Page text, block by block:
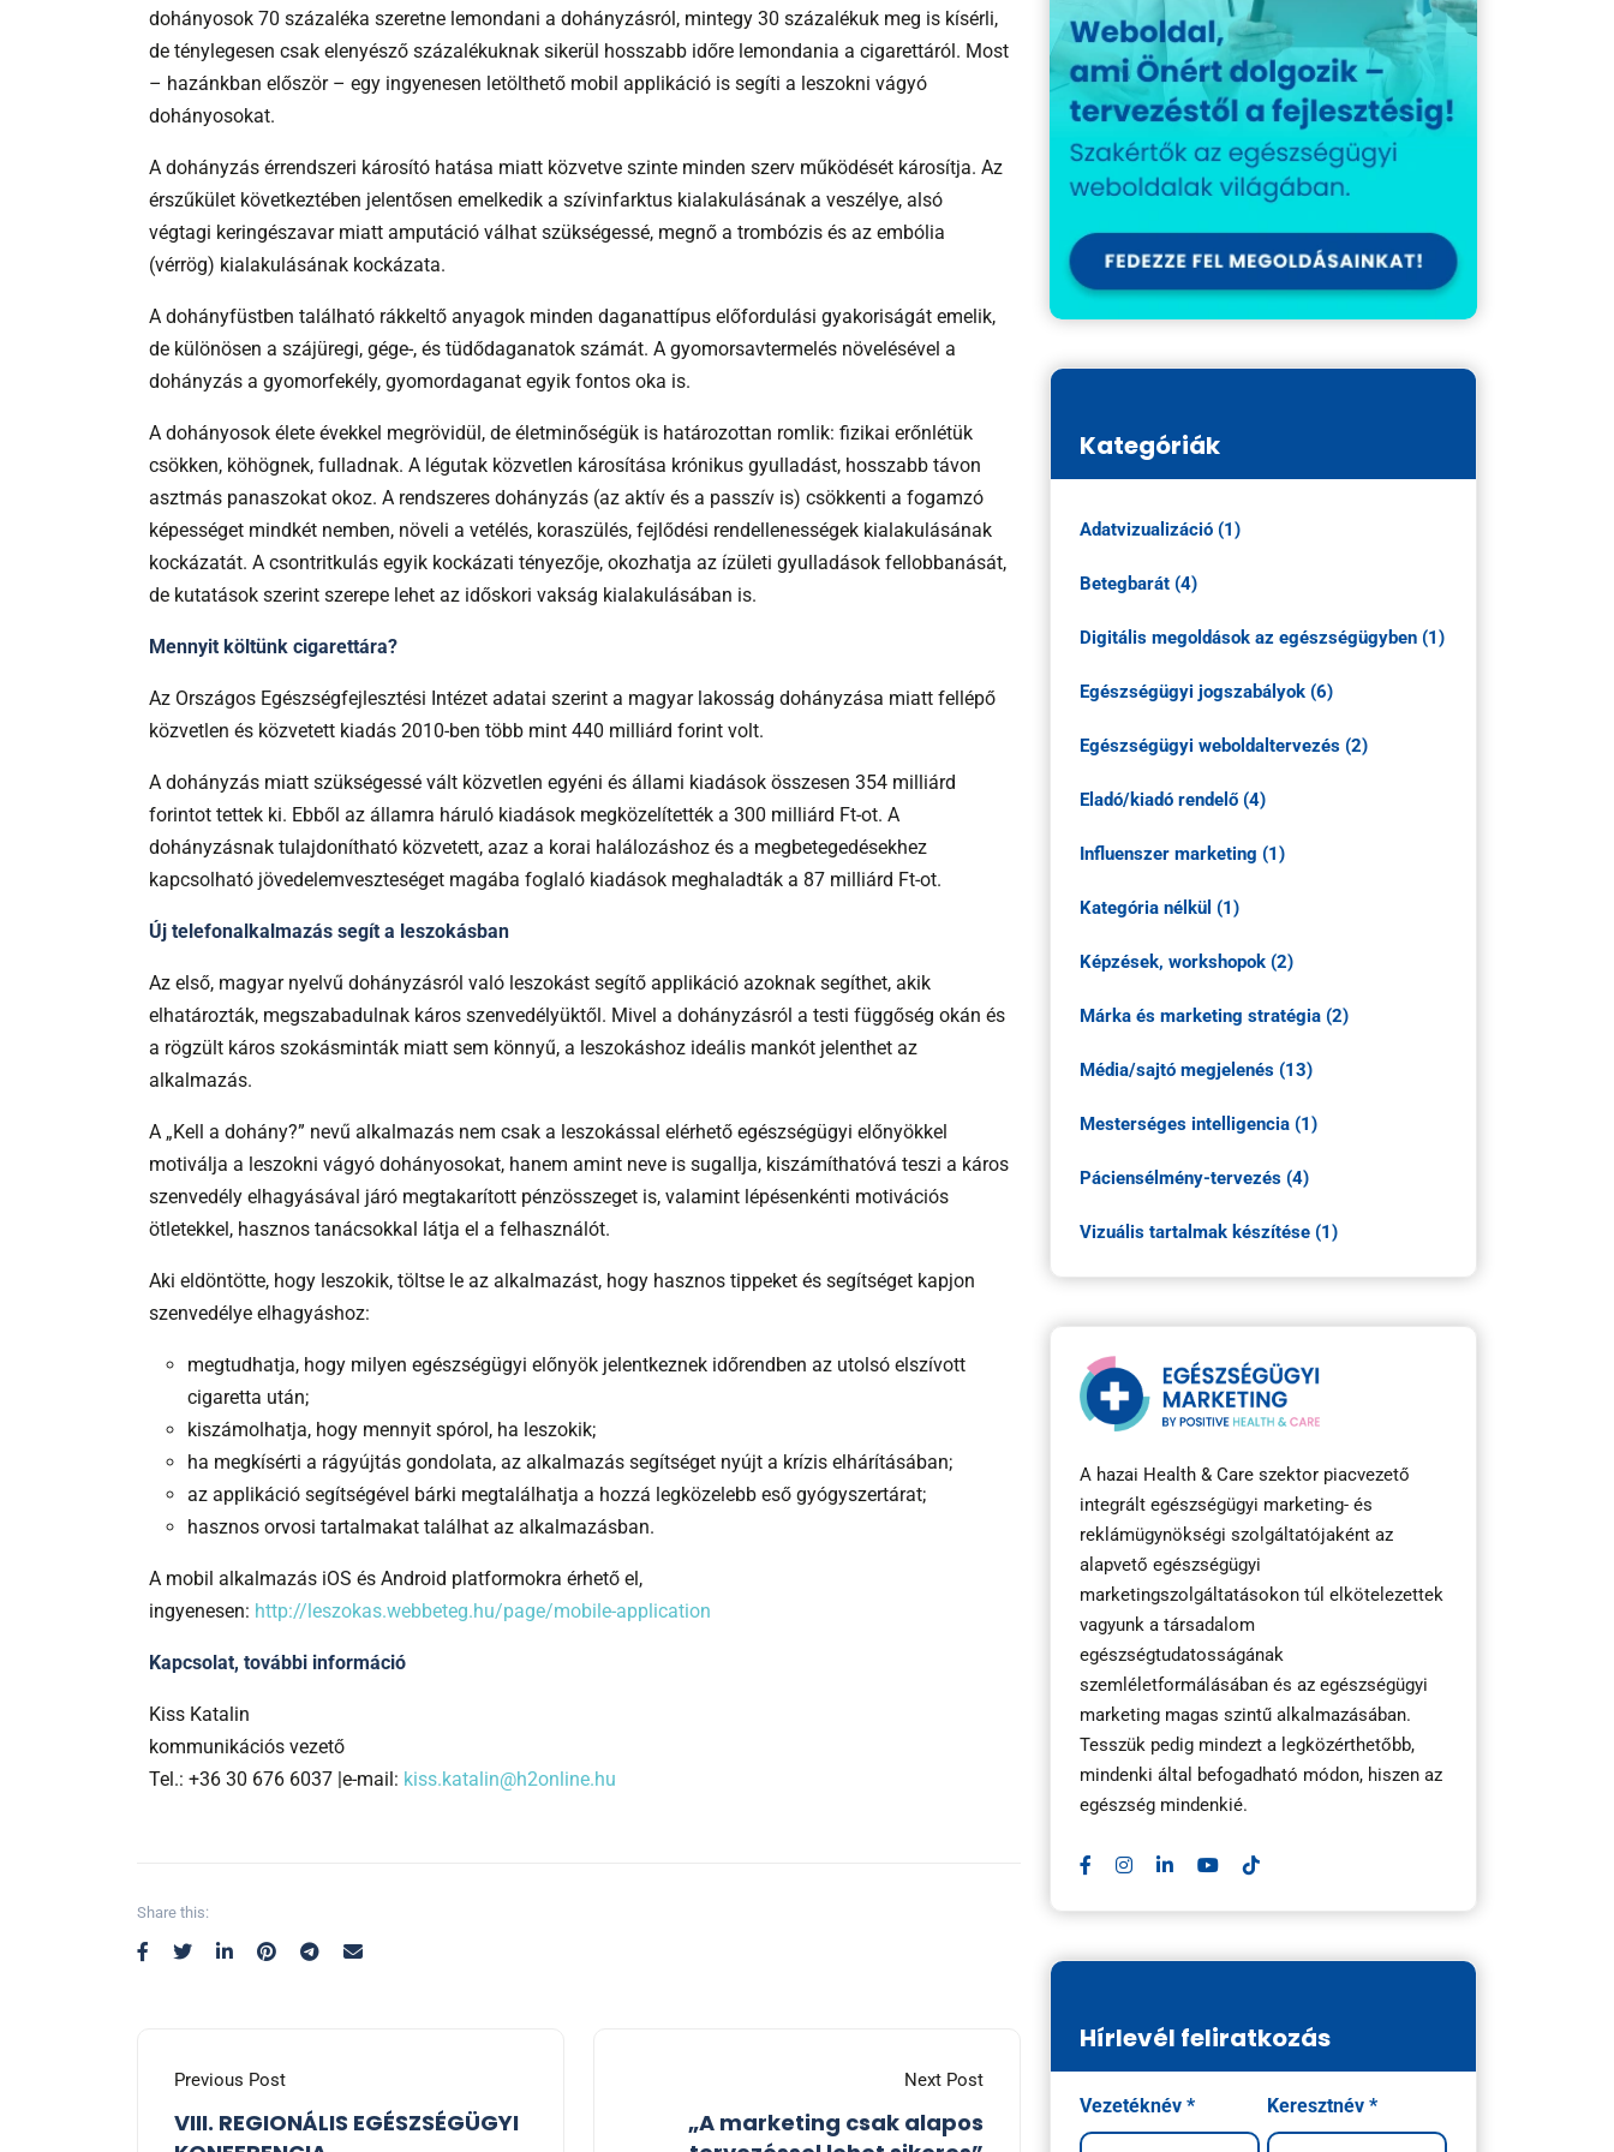
dohányosok 70 százaléka szeretne lemondani a dohányzásról, mintegy 30 százalékuk meg is kísérli,
de ténylegesen csak elenyésző százalékuknak sikerül hosszabb időre lemondania a cigarettáról. Most
– hazánkban először – egy ingyenesen letölthető mobil applikáció is segíti a leszokni vágyó
dohányosokat.
A dohányzás érrendszeri károsító hatása miatt közvetve szinte minden szerv működését károsítja. Az
érszűkület következtében jelentősen emelkedik a szívinfarktus kialakulásának a veszélye, alsó
végtagi keringészavar miatt amputáció válhat szükségessé, megnő a trombózis és az embólia
(vérrög) kialakulásának kockázata.
A dohányfüstben található rákkeltő anyagok minden daganattípus előfordulási gyakoriságát emelik,
de különösen a szájüregi, gége-, és tüdődaganatok számát. A gyomorsavtermelés növelésével a
dohányzás a gyomorfekély, gyomordaganat egyik fontos oka is.
A dohányosok élete évekkel megrövidül, de életminőségük is határozottan romlik: fizikai erőnlétük
csökken, köhögnek, fulladnak. A légutak közvetlen károsítása krónikus gyulladást, hosszabb távon
asztmás panaszokat okoz. A rendszeres dohányzás (az aktív és a passzív is) csökkenti a fogamzó
képességet mindkét nemben, növeli a vetélés, koraszülés, fejlődési rendellenességek kialakulásának
kockázatát. A csontritkulás egyik kockázati tényezője, okozhatja az ízületi gyulladások fellobbanását,
de kutatások szerint szerepe lehet az időskori vakság kialakulásában is.
Mennyit költünk cigarettára?
Az Országos Egészségfejlesztési Intézet adatai szerint a magyar lakosság dohányzása miatt fellépő
közvetlen és közvetett kiadás 2010-ben több mint 440 milliárd forint volt.
A dohányzás miatt szükségessé vált közvetlen egyéni és állami kiadások összesen 354 milliárd
forintot tettek ki. Ebből az államra háruló kiadások megközelítették a 300 milliárd Ft-ot. A
dohányzásnak tulajdonítható közvetett, azaz a korai halálozáshoz és a megbetegedésekhez
kapcsolható jövedelemveszteséget magába foglaló kiadások meghaladták a 87 milliárd Ft-ot.
Új telefonalkalmazás segít a leszokásban
Az első, magyar nyelvű dohányzásról való leszokást segítő applikáció azoknak segíthet, akik
elhatározták, megszabadulnak káros szenvedélyüktől. Mivel a dohányzásról a testi függőség okán és
a rögzült káros szokásminták miatt sem könnyű, a leszokáshoz ideális mankót jelenthet az
alkalmazás.
A „Kell a dohány?” nevű alkalmazás nem csak a leszokással elérhető egészségügyi előnyökkel
motiválja a leszokni vágyó dohányosokat, hanem amint neve is sugallja, kiszámíthatóvá teszi a káros
szenvedély elhagyásával járó megtakarított pénzösszeget is, valamint lépésenkénti motivációs
ötletekkel, hasznos tanácsokkal látja el a felhasználót.
Aki eldöntötte, hogy leszokik, töltse le az alkalmazást, hogy hasznos tippeket és segítséget kapjon
szenvedélye elhagyáshoz:
megtudhatja, hogy milyen egészségügyi előnyök jelentkeznek időrendben az utolsó elszívott
cigaretta után;
kiszámolhatja, hogy mennyit spórol, ha leszokik;
ha megkísérti a rágyújtás gondolata, az alkalmazás segítséget nyújt a krízis elhárításában;
az applikáció segítségével bárki megtalálhatja a hozzá legközelebb eső gyógyszertárat;
hasznos orvosi tartalmakat találhat az alkalmazásban.
A mobil alkalmazás iOS és Android platformokra érhető el,
ingyenesen: http://leszokas.webbeteg.hu/page/mobile-application
Kapcsolat, további információ
Kiss Katalin
kommunikációs vezető
Tel.: +36 30 676 6037 |e-mail: kiss.katalin@h2online.hu
Share this:
Previous Post
VIII. REGIONÁLIS EGÉSZSÉGÜGYI
Next Post
„A marketing csak alapos
Kategóriák
Adatvizualizáció (1)
Betegbarát (4)
Digitális megoldások az egészségügyben (1)
Egészségügyi jogszabályok (6)
Egészségügyi weboldaltervezés (2)
Eladó/kiadó rendelő (4)
Influenszer marketing (1)
Kategória nélkül (1)
Képzések, workshopok (2)
Márka és marketing stratégia (2)
Média/sajtó megjelenés (13)
Mesterséges intelligencia (1)
Páciensélmény-tervezés (4)
Vizuális tartalmak készítése (1)
A hazai Health & Care szektor piacvezető
integrált egészségügyi marketing- és
reklámügynökségi szolgáltatójaként az
alapvető egészségügyi
marketingszolgáltatásokon túl elkötelezettek
vagyunk a társadalom
egészségtudatosságának
szemléletformálásában és az egészségügyi
marketing magas szintű alkalmazásában.
Tesszük pedig mindezt a legközérthetőbb,
mindenki által befogadható módon, hiszen az
egészség mindenkié.
Hírlevél feliratkozás
Név
*
Vezetéknév * Keresztnév *